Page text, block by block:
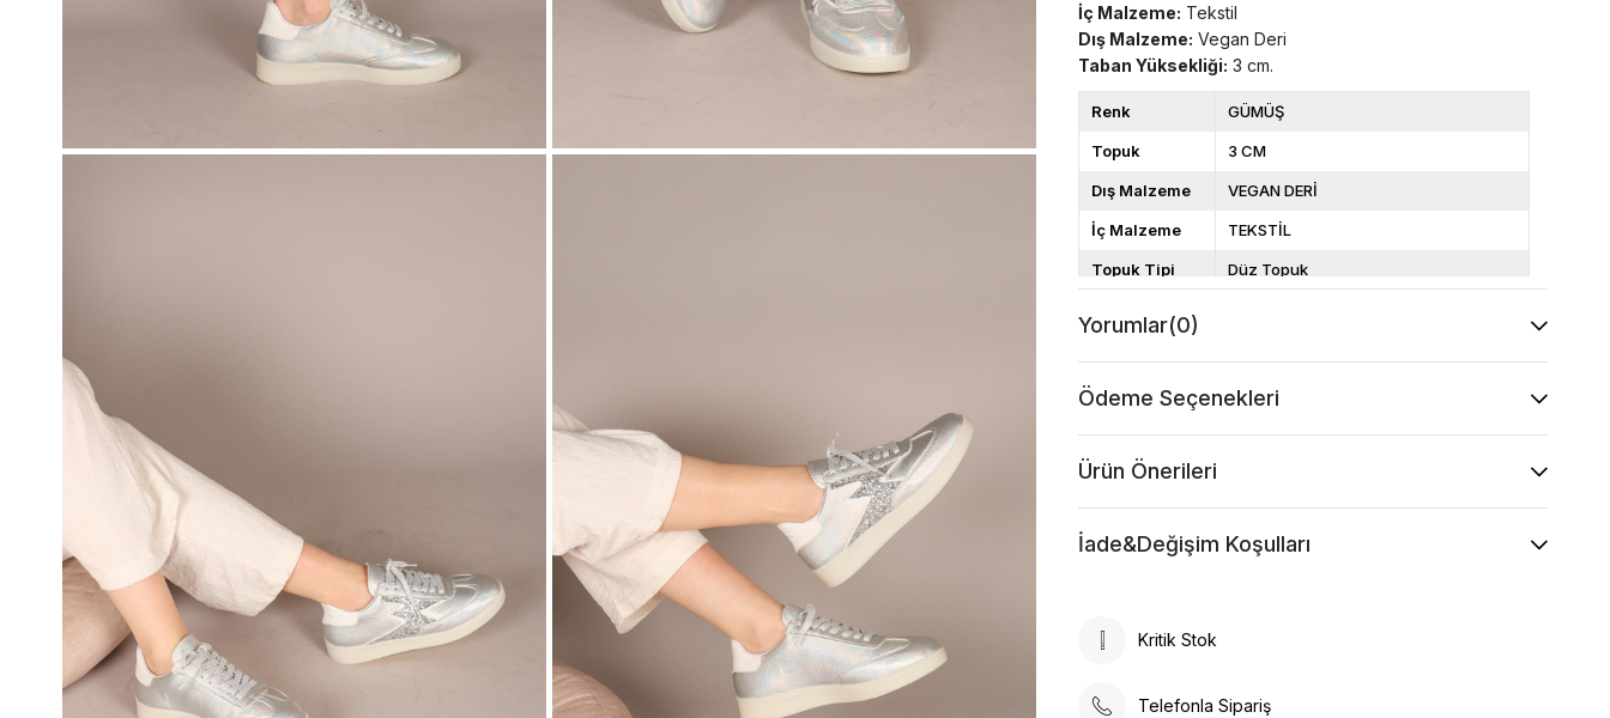
İç Malzeme: Tekstil
Dış Malzeme: Vegan Deri
Taban Yüksekliği: 3 cm.
Renk GÜMÜŞ
Topuk 3 CM
Dış Malzeme VEGAN DERİ
İç Malzeme TEKSTİL
Topuk Tipi Düz Topuk
Yorumlar(0)
Ödeme Seçenekleri
Ürün Önerileri
İade&Değişim Koşulları
Kritik Stok
Telefonla Sipariş